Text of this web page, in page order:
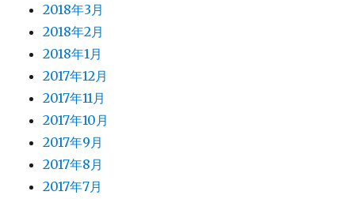
2018年3月
2018年2月
2018年1月
2017年12月
2017年11月
2017年10月
2017年9月
2017年8月
2017年7月